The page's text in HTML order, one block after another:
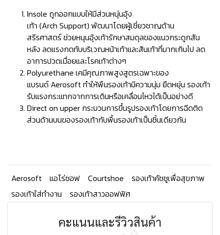
Insole ถูกออกแบบให้มีส่วนหนุ่นอุ้ง
เท้า (Arch Support) พัฒนาโดยผู้เชี่ยวชาญด้าน
สรีรศาสตร์ ช่วยหนุนอุ้งเท้ารักษาสมดุลของแนวกระดูกสัน
หลัง ลดแรงกดทับบริเวณหน้าเท้าและส้นเท้าที่มากเกินไป ลด
อาการปวดเมื่อยและโรคเท้าต่างๆ
Polyurethane เคมีคุณภาพสูงสูตรเฉพาะของ
แบรนด์ Aerosoft ทำให้พืนรองเท้ามีความนุ่ม ยืดหยุ่น รองเท้า
รับแรงกระแทกจากการเดินหรือเคลื่อนไหวได้เป็นอย่างดี
Direct on upper กระบวนการขึ้นรูปรองเท้าโดยการฉีดติด
ส่วนด้านบนของรองเท้ากับพื้นรองเท้าเป็นชิ้นเดียวกัน
Aerosoft แอโร่ซอฟ Courtshoe
รองเท้าคัชชูเพื่อสุขภาพ
รองเท้าใส่ทำงาน
รองเท้าสาวออฟฟิศ
คะแนนและรีวิวสินค้า